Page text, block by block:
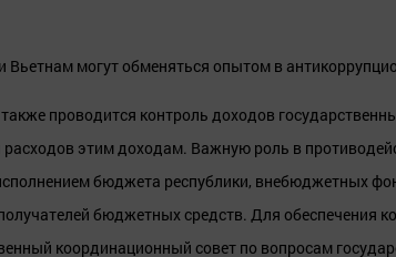
также проводится контроль доходов
расходов этим доходам. Важную роль в
бюджета республики, внебюджетных
бюджетных средств. Для обеспечения
координационный совет по вопросам